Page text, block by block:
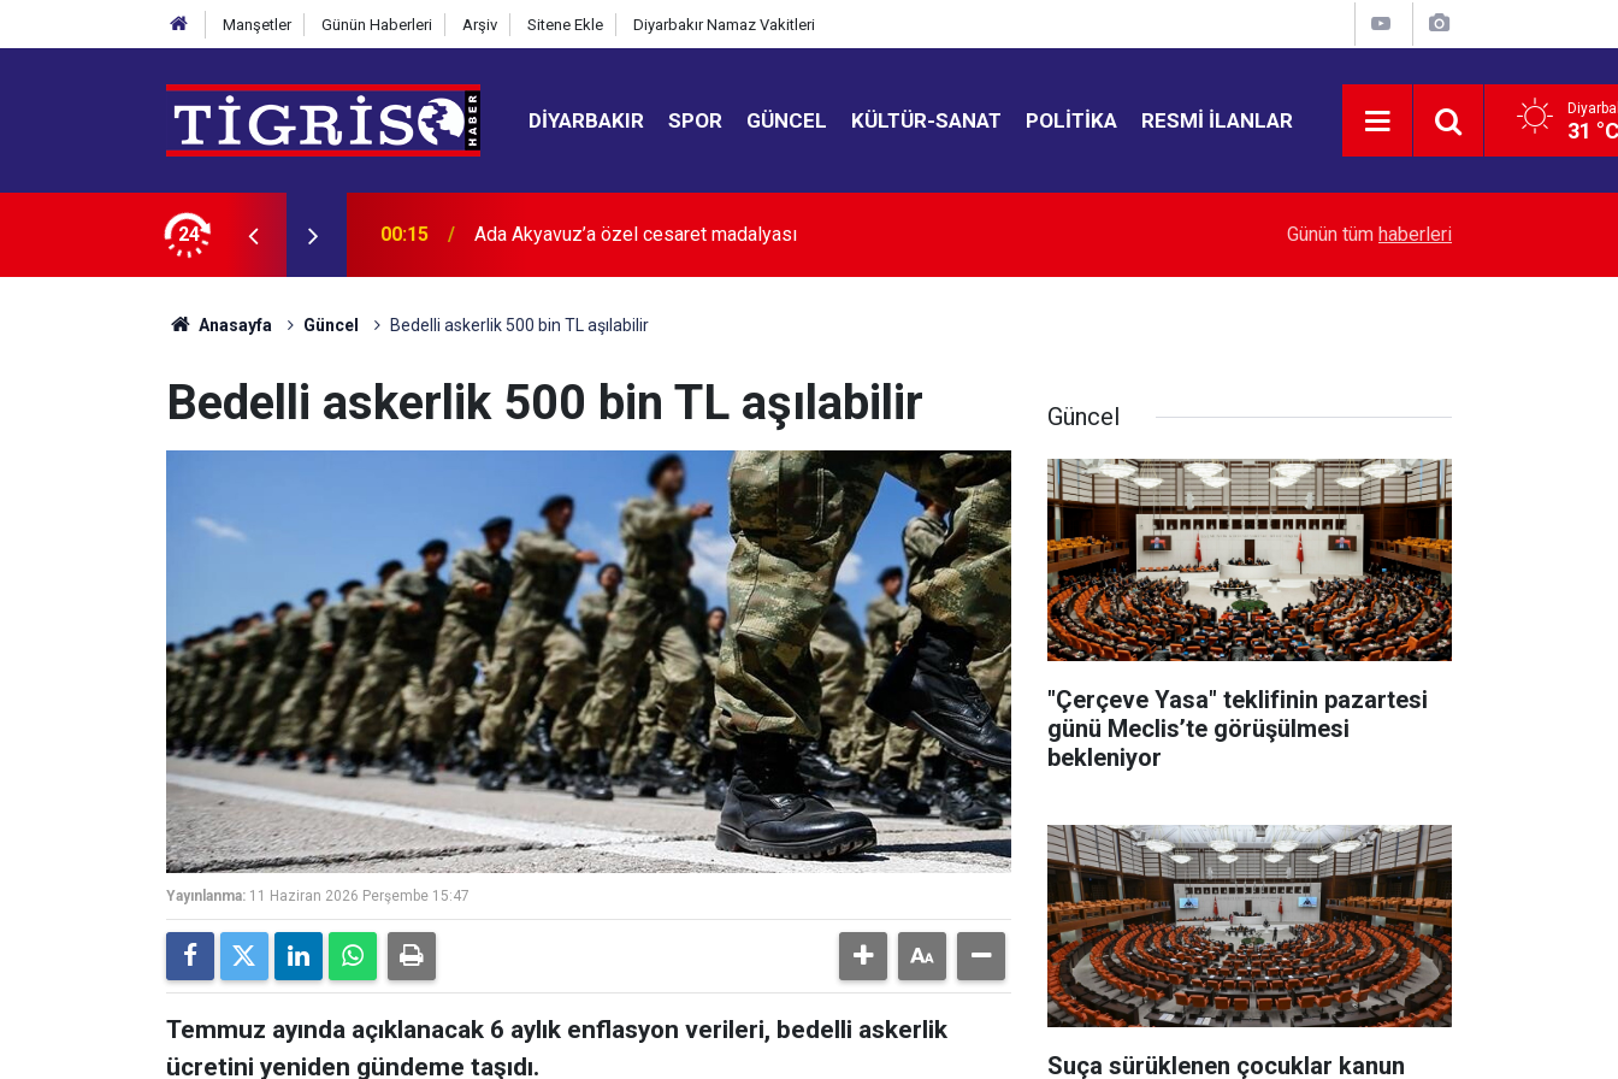
Manşetler Günün Haberleri Arşiv Sitene Ekle Diyarbakır Namaz Vakitleri
DIYARBAKIR SPOR GÜNCEL KÜLTÜR-SANAT POLITIKA RESMI İLANLAR 31
24 23:48 Hafriyat kamyonu ile otomobil çarpıştı: 9 yaralı Bakan Gürlek: Sokak çeteleriyle mücadelede
Günün tüm haberleri
Anasayfa Güncel Bedelli askerlik 500 bin TL aşılabilir
Bedelli askerlik 500 bin TL aşılabilir
Yayınlanma: 11 Haziran 2026 Perşembe 15:47
Temmuz ayında açıklanacak 6 aylık enflasyon verileri, bedelli askerlik
ücretini yeniden gündeme taşıdı.
Güncel
"Çerçeve Yasa" teklifinin pazartesi
günü Meclis’te görüşülmesi
bekleniyor
Suça sürüklenen çocuklar kanun